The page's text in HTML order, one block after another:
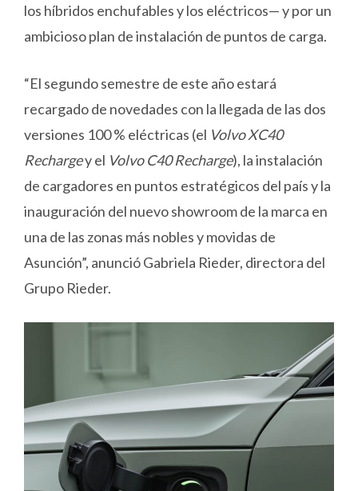
los híbridos enchufables y los eléctricos— y por un
ambicioso plan de instalación de puntos de carga.
“El segundo semestre de este año estará
recargado de novedades con la llegada de las dos
versiones 100 % eléctricas (el Volvo XC40
Rechargey el Volvo C40 Recharge), la instalación
de cargadores en puntos estratégicos del país y la
inauguración del nuevo showroom de la marca en
una de las zonas más nobles y movidas de
Asunción”, anunció Gabriela Rieder, directora del
Grupo Rieder.